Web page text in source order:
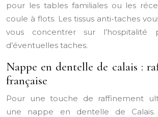
pour les tables familiales ou les
coule à flots. Les tissus anti-taches
vous concentrer sur
d’éventuelles taches.
Nappe en dentelle de calais :
française
Pour une touche de raffinement
une nappe en dentelle de